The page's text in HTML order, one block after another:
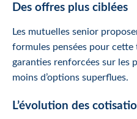
Des offres plus ciblées
Les mutuelles senior
formules pensées pour cette
garanties renforcées sur les
moins d’options superflues.
L’évolution des